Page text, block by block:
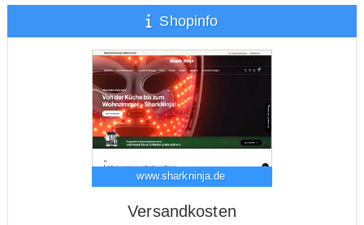
Shopinfo
www.sharkninja.de
Versandkosten